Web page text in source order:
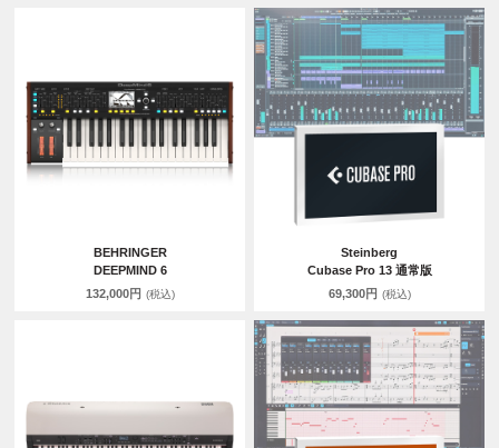
BEHRINGER
DEEPMIND 6
132,000円 (税込)
Steinberg
Cubase Pro 13 通常版
69,300円 (税込)